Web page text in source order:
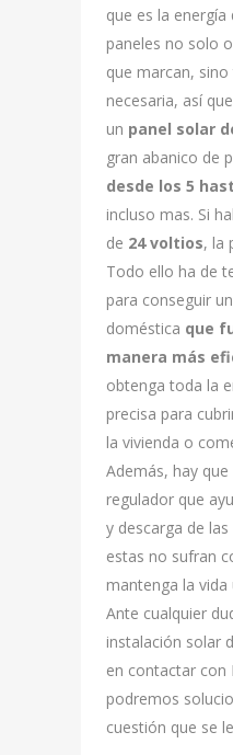
que es la energía
paneles no solo
que marcan,
necesaria, así
un panel solar
gran abanico de
desde los 5
incluso mas. Si
de 24 voltios, la
Todo ello ha de
para conseguir
doméstica que
manera más
obtenga toda la
precisa para
la vivienda o
Además, hay
regulador que
y descarga de
estas no sufran
mantenga la
Ante cualquier
instalación solar
en contactar con
podremos
cuestión que se